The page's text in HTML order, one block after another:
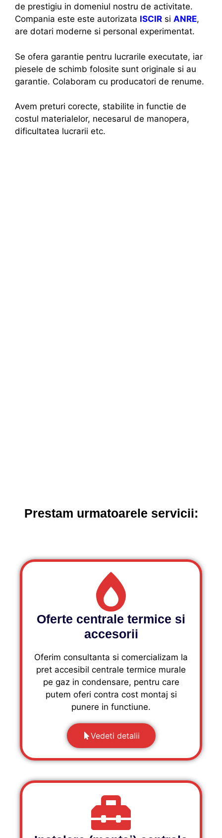
de prestigiu in domeniul nostru de activitate.
Compania este este autorizata ISCIR si ANRE,
are dotari moderne si personal experimentat.
Se ofera garantie pentru lucrarile executate, iar
piesele de schimb folosite sunt originale si au
garantie. Colaboram cu producatori de renume.
Avem preturi corecte, stabilite in functie de
costul materialelor, necesarul de manopera,
dificultatea lucrarii etc.
Prestam urmatoarele servicii:
Oferte centrale termice si
accesorii
Oferim consultanta si comercializam la
pret accesibil centrale termice murale
pe gaz in condensare, pentru care
putem oferi contra cost montaj si
punere in functiune.
Vedeti detalii